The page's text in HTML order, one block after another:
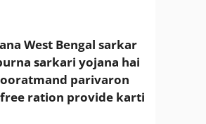
West Bengal sarkar
sarkari yojana hai
parivaron
ration provide karti